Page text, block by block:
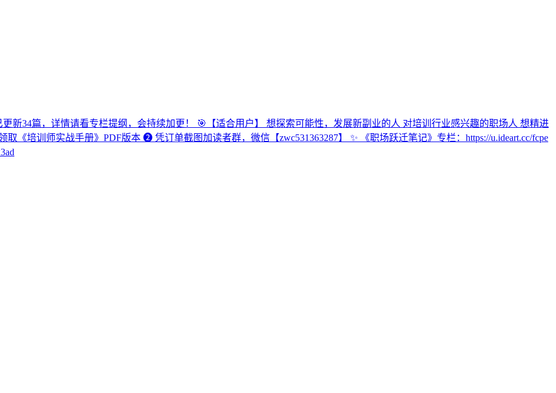
新34篇，详情请看专栏提纲，会持续加更！ 🎯【适合用户】 想探索可能性，发展新副业的人 对培训行业感兴趣的职场人 想精进
《培训师实战手册》PDF版本 ❷ 凭订单截图加读者群，微信【zwc531363287】 ✨ 《职场跃迁笔记》专栏：https://u.ideart.cc/fcpe